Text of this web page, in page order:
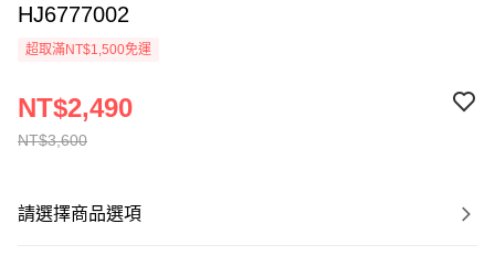
HJ6777002
超取滿NT$1,500免運
NT$3,600
NT$2,490
請選擇商品選項